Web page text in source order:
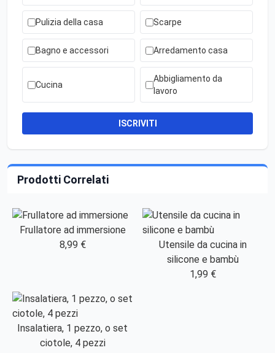
Pulizia della casa Scarpe
Bagno e accessori Arredamento casa
Cucina
Abbigliamento da
lavoro
ISCRIVITI
Prodotti Correlati
Frullatore ad immersione
8,99 €
Utensile da cucina in
silicone e bambù
1,99 €
Insalatiera, 1 pezzo, o set
ciotole, 4 pezzi